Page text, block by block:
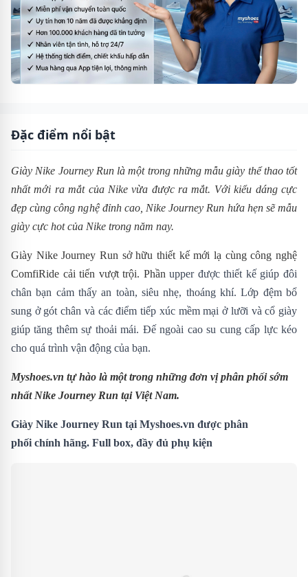
Đặc điểm nổi bật
Giày Nike Journey Run là một trong những mẫu giày thể thao tốt
nhất mới ra mắt của Nike vừa được ra mắt. Với kiểu dáng cực
đẹp cùng công nghệ đỉnh cao, NikeJourney Run hứa hẹn sẽ mẫu
giày cực hot của Nike trong năm nay.
Giày Nike Journey Run sở hữu thiết kế mới lạ cùng công nghệ
ComfiRide cải tiến vượt trội. Phầnupper được thiết kế giúp đôi
chân bạn cảm thấy an toàn, siêu nhẹ, thoáng khí.Lớp đệm bổ
sung ở gót chân và các điểm tiếp xúc mềm mại ở lưỡi và cổ giày
giúp tăng thêm sự thoải mái. Đế ngoài cao su cung cấp lực kéo
cho quá trình vận động của bạn.
Myshoes.vn tự hào là một trong những đơn vị phân phối sớm
nhất Nike Journey Run tại Việt Nam.
Giày Nike Journey Run tại Myshoes.vn được phân
phối chính hãng. Full box, đầy đủ phụ kiện